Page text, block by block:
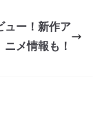
ュー！新作ア
ニメ情報も！